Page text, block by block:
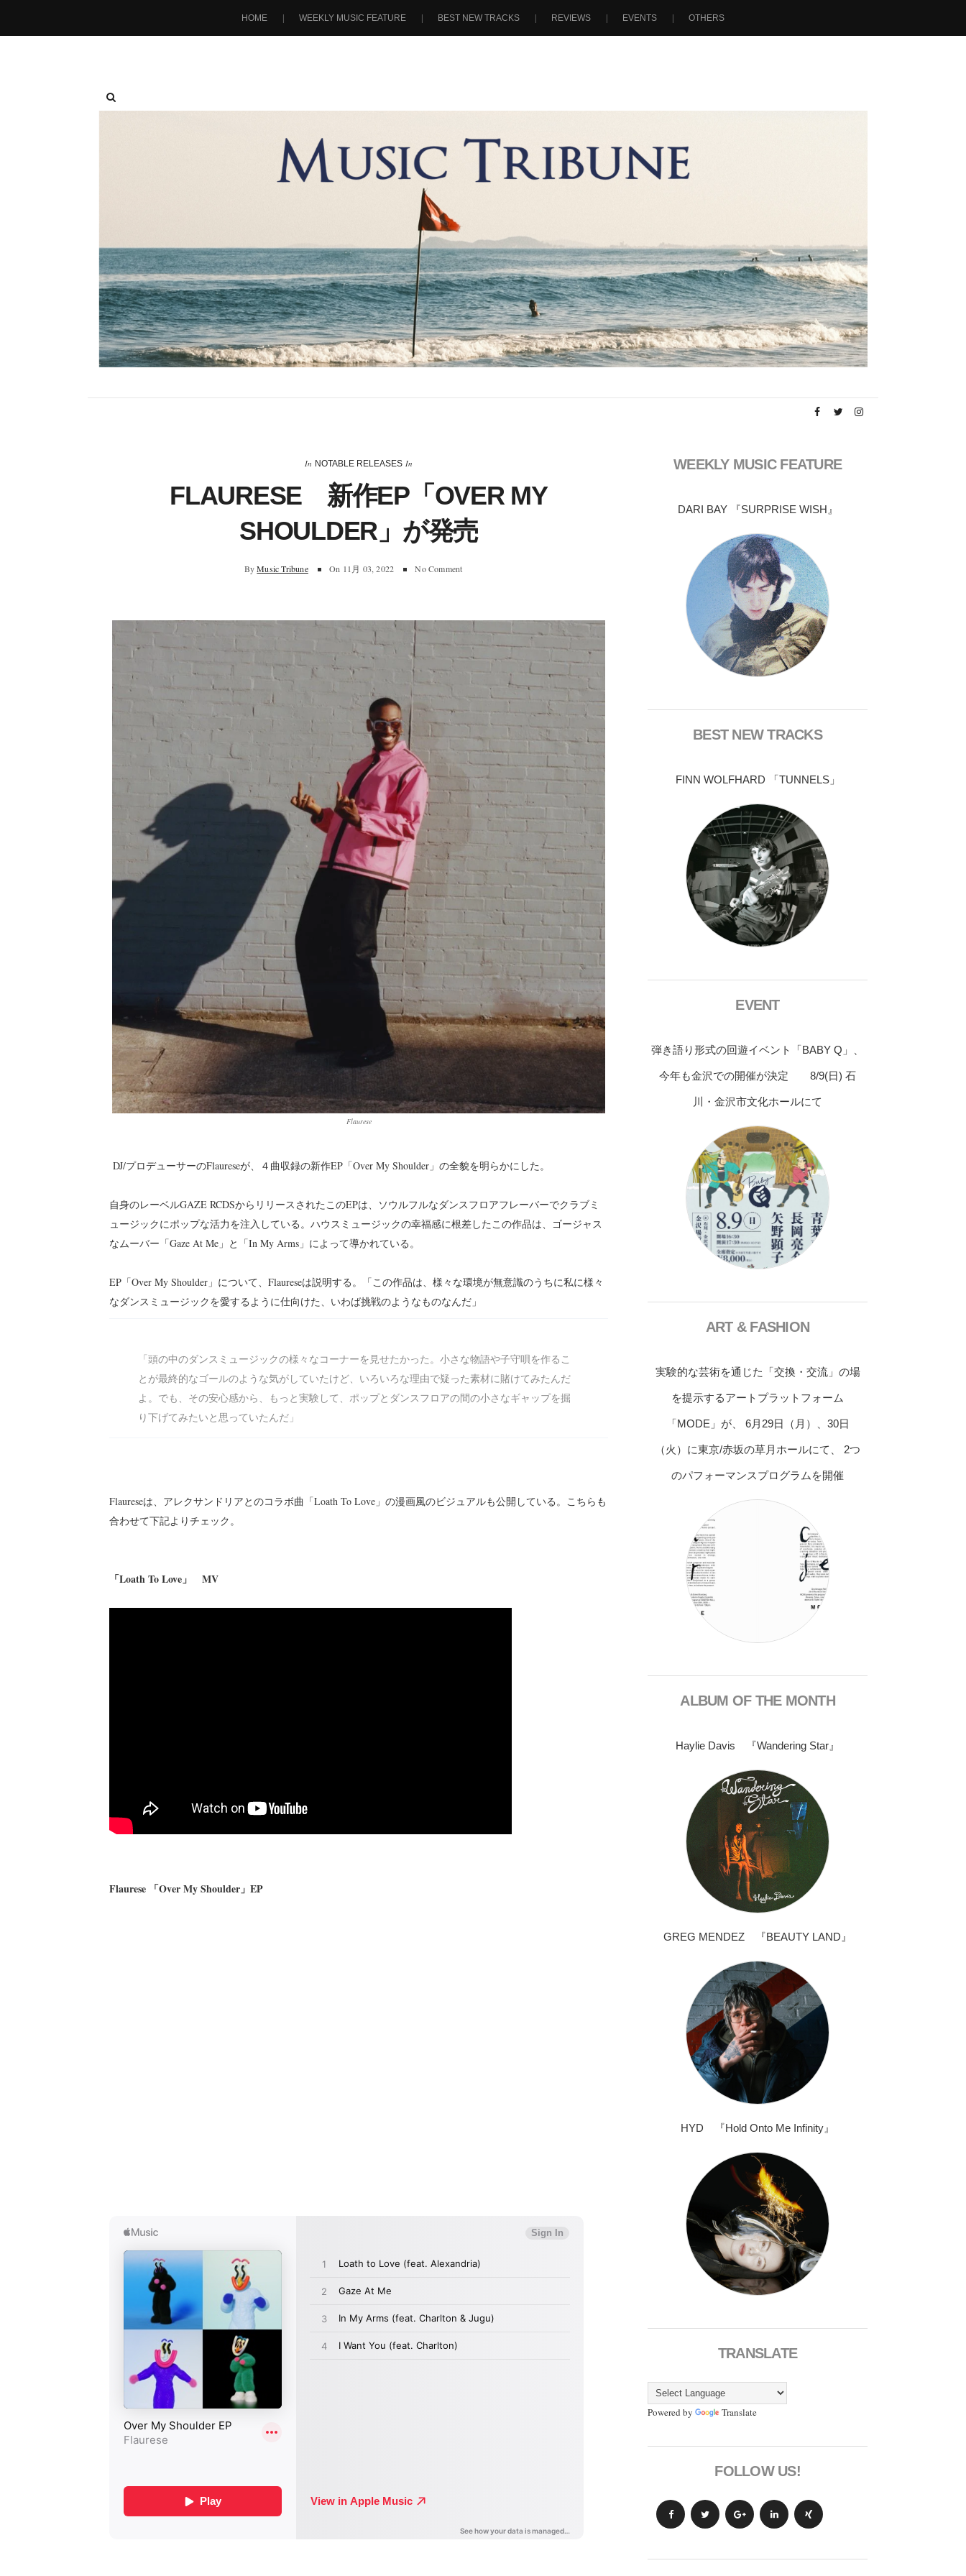
HOME WEEKLY MUSIC FEATURE BEST NEW TRACKS REVIEWS EVENTS OTHERS
In NOTABLE RELEASES In
FLAURESE 新作EP「OVER MY
SHOULDER」が発売
By Music Tribune On 11月 03, 2022 No Comment
Flaurese
DJ/プロデューサーのFlaureseが、４曲収録の新作EP「Over My Shoulder」の全貌を明らかにした。
自身のレーベルGAZE RCDSからリリースされたこのEPは、ソウルフルなダンスフロアフレーバーでクラブミ
ュージックにポップな活力を注入している。ハウスミュージックの幸福感に根差したこの作品は、ゴージャス
なムーバー「Gaze At Me」と「In My Arms」によって導かれている。
EP「Over My Shoulder」について、Flaureseは説明する。「この作品は、様々な環境が無意識のうちに私に様々
なダンスミュージックを愛するように仕向けた、いわば挑戦のようなものなんだ」
「頭の中のダンスミュージックの様々なコーナーを見せたかった。小さな物語や子守唄を作るこ
とが最終的なゴールのような気がしていたけど、いろいろな理由で疑った素材に賭けてみたんだ
よ。でも、その安心感から、もっと実験して、ポップとダンスフロアの間の小さなギャップを掘
り下げてみたいと思っていたんだ」
Flaureseは、アレクサンドリアとのコラボ曲「Loath To Love」の漫画風のビジュアルも公開している。こちらも
合わせて下記よりチェック。
「Loath To Love」 MV
Flaurese 「Over My Shoulder」EP
WEEKLY MUSIC FEATURE
DARI BAY 『SURPRISE WISH』
BEST NEW TRACKS
FINN WOLFHARD 「TUNNELS」
EVENT
弾き語り形式の回遊イベント「BABY Q」、
今年も金沢での開催が決定 8/9(日) 石
川・金沢市文化ホールにて
ART & FASHION
実験的な芸術を通じた「交換・交流」の場
を提示するアートプラットフォーム
「MODE」が、 6月29日（月）、30日
（火）に東京/赤坂の草月ホールにて、 2つ
のパフォーマンスプログラムを開催
ALBUM OF THE MONTH
Haylie Davis 『Wandering Star』
GREG MENDEZ 『BEAUTY LAND』
HYD 『Hold Onto Me Infinity』
TRANSLATE
Powered by Translate
FOLLOW US!